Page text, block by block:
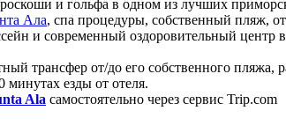
и гольфа в одном из лучших
Ала, спа процедуры, собственный пляж,
и современный оздоровительный
трансфер от/до его собственного
минутах езды от отеля.
Ala самостоятельно через сервис Trip.com